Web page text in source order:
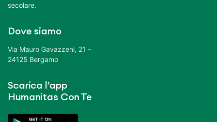
secolare.
Dove siamo
Via Mauro Gavazzeni, 21 –
24125 Bergamo
Scarica l’app
Humanitas Con Te